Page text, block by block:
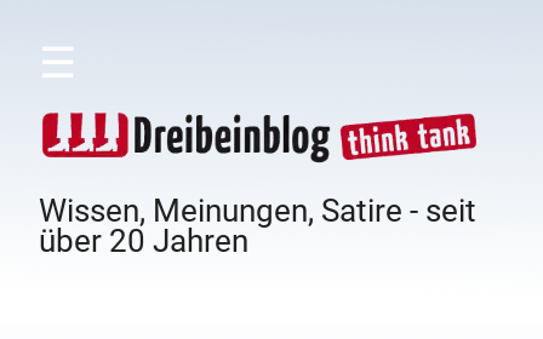
☰
Wissen, Meinungen, Satire - seit
über 20 Jahren